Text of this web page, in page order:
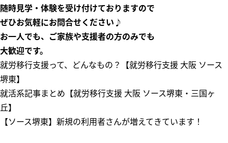
随時見学・体験を受け付けておりますので
ぜひお気軽にお問合せください♪
お一人でも、ご家族や支援者の方のみでも
大歓迎です。
就労移行支援って、どんなもの？【就労移行支援 大阪 ソース
堺東】
就活系記事まとめ【就労移行支援 大阪 ソース堺東・三国ヶ
丘】
【ソース堺東】新規の利用者さんが増えてきています！